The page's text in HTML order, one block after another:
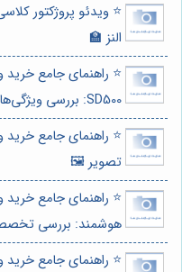
⭐️ ویدئو پروژکتور
النز 🏫
SD500: بررسی ویژگی‌ها، مزایا و معایب 📽️
تصویر 🖼️
هوشمند: بررسی